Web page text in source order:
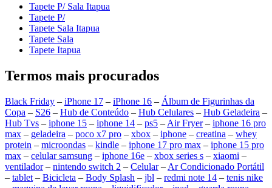
Tapete P/ Sala Itapua
Tapete P/
Tapete Sala Itapua
Tapete Sala
Tapete Itapua
Termos mais procurados
Black Friday – iPhone 17 – iPhone 16 – Álbum de Figurinhas da
Copa – S26 – Hub de Conteúdo – Hub Celulares – Hub Geladeira –
Hub Tvs – iphone 15 – iphone 14 – ps5 – Air Fryer– iphone 16 pro
max – geladeira – poco x7 pro – xbox – iphone – creatina – whey
protein – microondas – kindle – iphone 17 pro max – iphone 15 pro
max – celular samsung – iphone 16e – xbox series s – xiaomi –
ventilador– nintendo switch 2 – Celular– Ar Condicionado Portátil
– tablet – Bicicleta – Body Splash – jbl – redmi note 14 – tenis nike